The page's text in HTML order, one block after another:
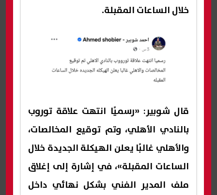
خلال الساعات المقبلة.
قال شوبير: «رسميًا انتهت علاقة توروب
بالنادي الأهلي، وتم توقيع المخالصات،
والأهلي غالبًا يعلن الهيكلة الجديدة خلال
الساعات المقبلة»، في إشارة إلى إغلاق
ملف المدير الفني بشكل نهائي داخل